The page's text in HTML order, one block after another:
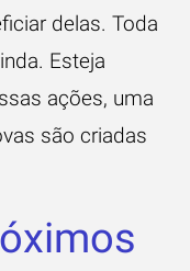
delas. Toda
Esteja
ações, uma
são criadas